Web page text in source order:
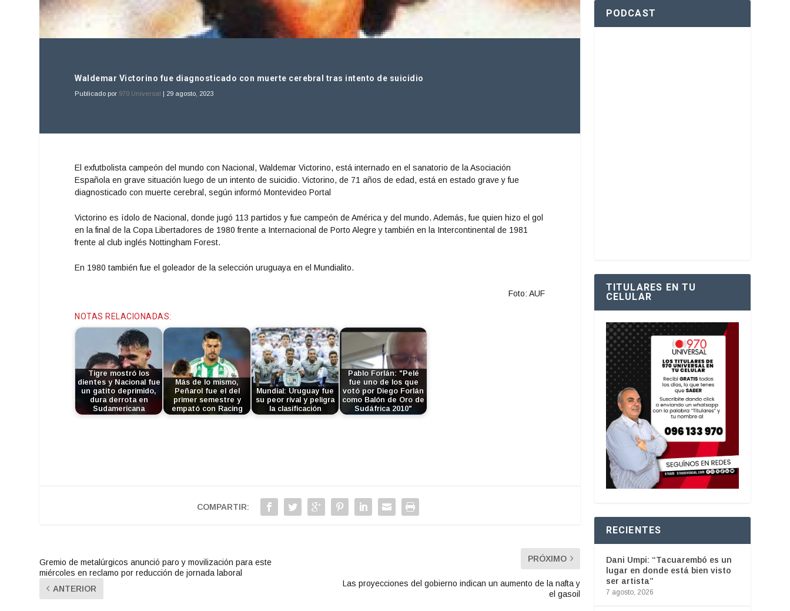
Waldemar Victorino fue diagnosticado con muerte cerebral tras intento de suicidio
Publicado por 970 Universal | 29 agosto, 2023
El exfutbolista campeón del mundo con Nacional, Waldemar Victorino, está internado en el sanatorio de la Asociación
Española en grave situación luego de un intento de suicidio. Victorino, de 71 años de edad, está en estado grave y fue
diagnosticado con muerte cerebral, según informó Montevideo Portal
Victorino es ídolo de Nacional, donde jugó 113 partidos y fue campeón de América y del mundo. Además, fue quien hizo el gol
en la final de la Copa Libertadores de 1980 frente a Internacional de Porto Alegre y también en la Intercontinental de 1981
frente al club inglés Nottingham Forest.
En 1980 también fue el goleador de la selección uruguaya en el Mundialito.
Foto: AUF
NOTAS RELACIONADAS:
Tigre mostró los
dientes y Nacional fue
un gatito deprimido,
dura derrota en
Sudamericana
Más de lo mismo,
Peñarol fue el del
primer semestre y
empató con Racing
Mundial: Uruguay fue
su peor rival y peligra
la clasificación
Pablo Forlán: "Pelé
fue uno de los que
votó por Diego Forlán
como Balón de Oro de
Sudáfrica 2010"
COMPARTIR:
Gremio de metalúrgicos anunció paro y movilización para este
miércoles en reclamo por reducción de jornada laboral
ANTERIOR
PRÓXIMO
Las proyecciones del gobierno indican un aumento de la nafta y
el gasoil
PODCAST
TITULARES EN TU
CELULAR
RECIENTES
Dani Umpi: “Tacuarembó es un
lugar en donde está bien visto
ser artista”
7 agosto, 2026